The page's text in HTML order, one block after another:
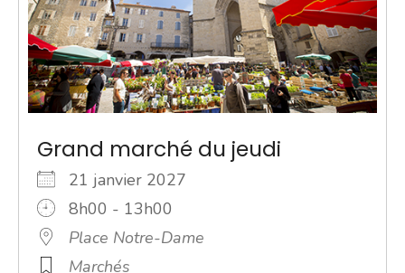
Grand marché du jeudi
21 janvier 2027
8h00 - 13h00
Place Notre-Dame
Marchés